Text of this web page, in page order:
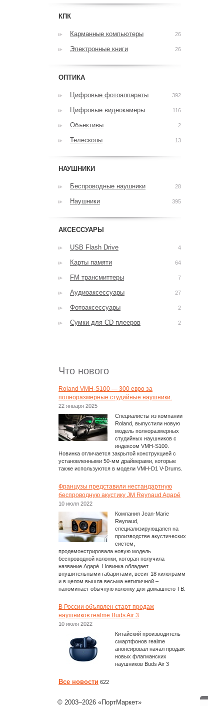
КПК
Карманные компьютеры 26
Электронные книги 26
ОПТИКА
Цифровые фотоаппараты 392
Цифровые видеокамеры 116
Объективы 2
Телескопы 13
НАУШНИКИ
Беспроводные наушники 28
Наушники 395
АКСЕССУАРЫ
USB Flash Drive 4
Карты памяти 64
FM трансмиттеры 7
Аудиоаксессуары 27
Фотоаксессуары 2
Сумки для CD плееров 2
Что нового
Roland VMH-S100 — 300 евро за
полноразмерные студийные наушники.
22 января 2025
Специалисты из компании
Roland, выпустили новую
модель полноразмерных
студийных наушников с
индексом VMH-S100.
Новинка отличается закрытой конструкцией с
установленными 50-мм драйверами, которые
также используются в модели VMH-D1 V-Drums.
Французы представили нестандартную
беспроводную акустику JM Reynaud Agapé
10 июля 2022
Компания Jean-Marie
Reynaud,
специализирующаяся на
производстве акустических
систем,
продемонстрировала новую модель
беспроводной колонки, которая получила
название Agapé. Новинка обладает
внушительными габаритами, весит 18 килограмм
и в целом вышла весьма нетипичной –
напоминает обычную колонку для домашнего ТВ.
В России объявлен старт продаж
наушников realme Buds Air 3
10 июля 2022
Китайский производитель
смартфонов realme
анонсировал начал продаж
новых флагманских
наушников Buds Air 3
Все новости 622
© 2003–2026 «ПортМаркет»